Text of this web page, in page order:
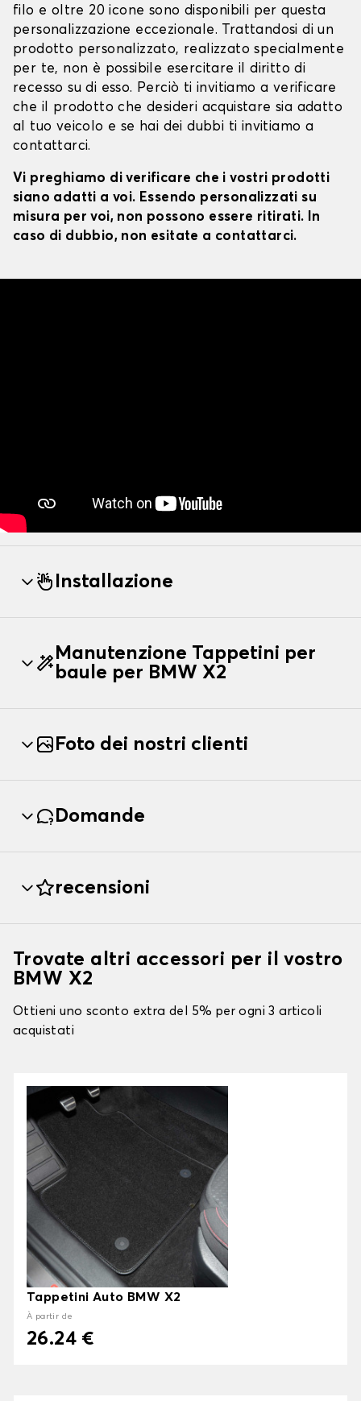
filo e oltre 20 icone sono disponibili per questa
personalizzazione eccezionale. Trattandosi di un
prodotto personalizzato, realizzato specialmente
per te, non è possibile esercitare il diritto di
recesso su di esso. Perciò ti invitiamo a verificare
che il prodotto che desideri acquistare sia adatto
al tuo veicolo e se hai dei dubbi ti invitiamo a
contattarci.
Vi preghiamo di verificare che i vostri prodotti
siano adatti a voi. Essendo personalizzati su
misura per voi, non possono essere ritirati. In
caso di dubbio, non esitate a contattarci.
Installazione
Manutenzione Tappetini per
baule per BMW X2
Foto dei nostri clienti
Domande
recensioni
Trovate altri accessori per il vostro
BMW X2
Ottieni uno sconto extra del 5% per ogni 3 articoli
acquistati
Tappetini Auto BMW X2
À partir de
26.24 €